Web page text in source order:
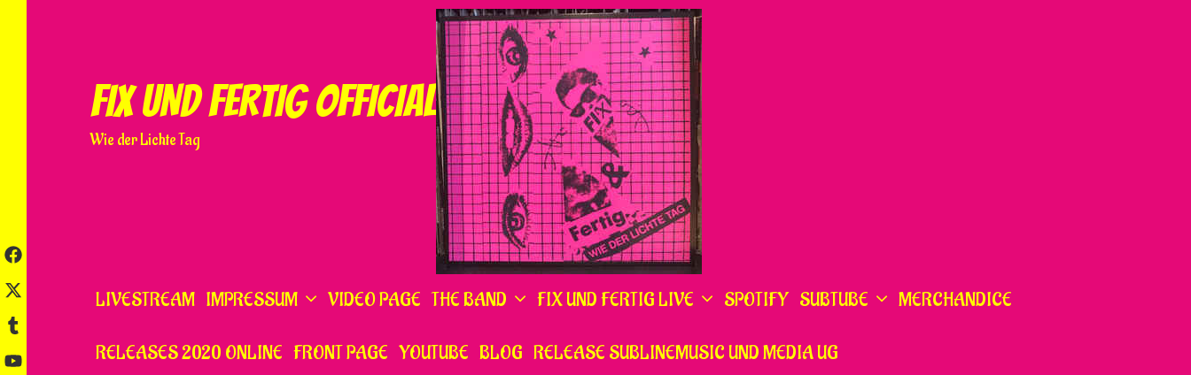
FIX UND FERTIG OFFICIAL
Wie der Lichte Tag
LIVESTREAM IMPRESSUM VIDEO PAGE THE BAND FIX UND FERTIG LIVE SPOTIFY SUBTUBE MERCHANDICE
RELEASES 2020 ONLINE FRONT PAGE YOUTUBE BLOG RELEASE SUBLINEMUSIC UND MEDIA UG